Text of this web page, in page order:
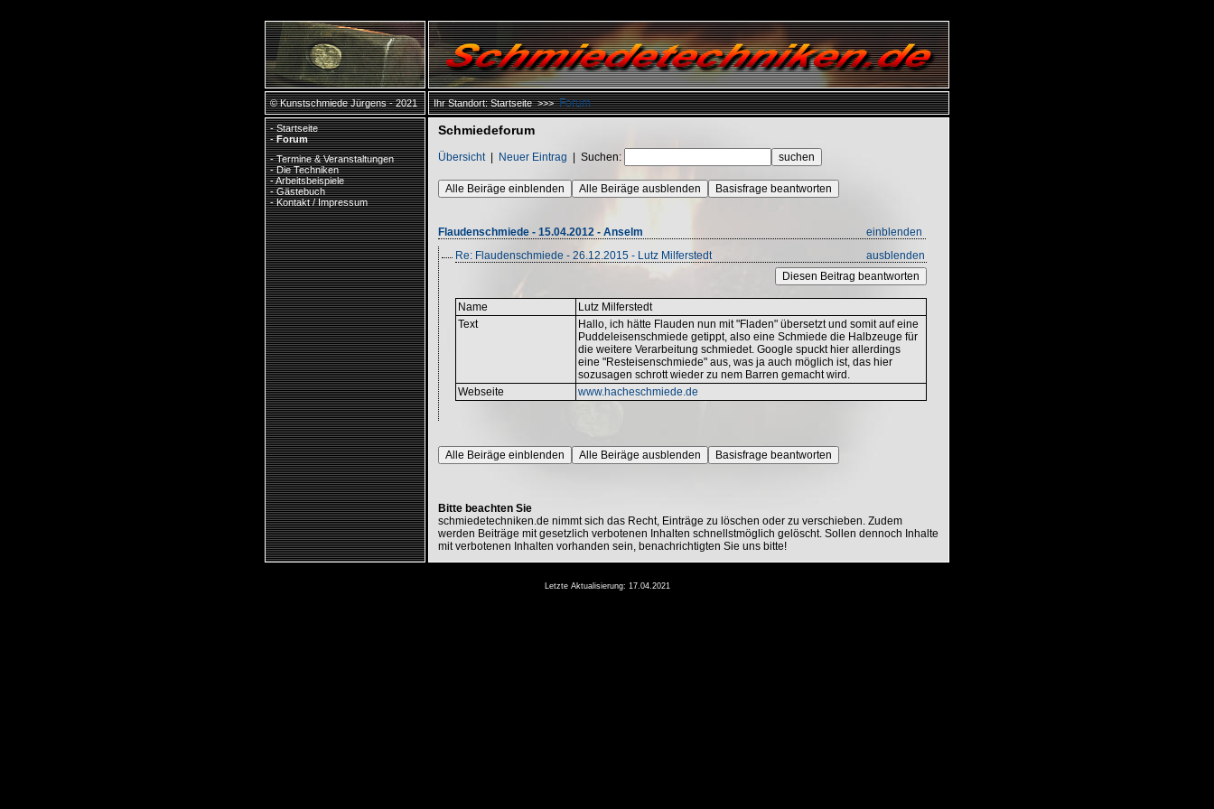
© Kunstschmiede Jürgens - 2021 Ihr Standort:Startseite>>>Forum
-Startseite
-Forum
-Termine & Veranstaltungen
-Die Techniken
-Arbeitsbeispiele
-Gästebuch
-Kontakt / Impressum
Schmiedeforum
Übersicht| Neuer Eintrag | Suchen:
Alle Beiräge einblenden Alle Beiräge ausblenden Basisfrage beantworten
Flaudenschmiede - 15.04.2012 - Anselm
einblenden
Re: Flaudenschmiede - 26.12.2015 - Lutz Milferstedt
ausblenden
Diesen Beitrag beantworten
Name
Lutz Milferstedt
Text
Hallo, ich hätte Flauden nun mit "Fladen" übersetzt und somit auf eine
Puddeleisenschmiede getippt, also eine Schmiede die Halbzeuge für
die weitere Verarbeitung schmiedet. Google spuckt hier allerdings
eine "Resteisenschmiede" aus, was ja auch möglich ist, das hier
sozusagen schrott wieder zu nem Barren gemacht wird.
Webseite
www.hacheschmiede.de
Alle Beiräge einblenden Alle Beiräge ausblenden Basisfrage beantworten
Bitte beachten Sie
schmiedetechniken.de nimmt sich das Recht, Einträge zu löschen oder zu verschieben. Zudem
werden Beiträge mit gesetzlich verbotenen Inhalten schnellstmöglich gelöscht. Sollen dennoch Inhalte
mit verbotenen Inhalten vorhanden sein, benachrichtigten Sie uns bitte!
Letzte Aktualisierung: 17.04.2021